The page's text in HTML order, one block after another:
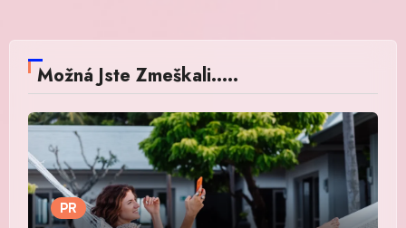
Možná Jste Zmeškali.....
PR